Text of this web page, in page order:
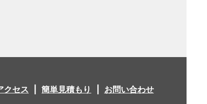
クセス 簡単見積もり お問い合わせ